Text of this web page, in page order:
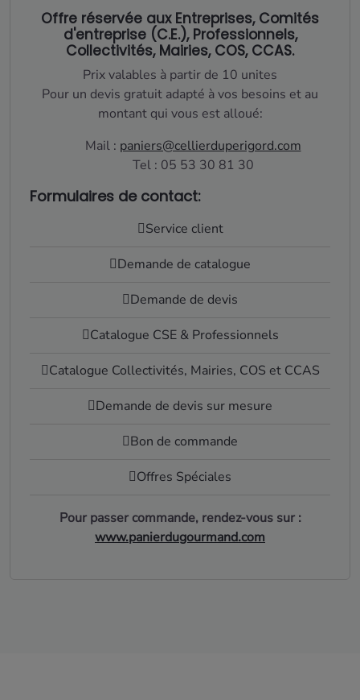
cadeau accessible pour accompagner les fêtes de fin d’année.
Offre réservée aux Entreprises, Comités
d'entreprise (C.E.), Professionnels,
Collectivités, Mairies, COS, CCAS.
Prix valables à partir de 10 unites
Pour un devis gratuit adapté à vos besoins et au
montant qui vous est alloué:
Mail : paniers@cellierduperigord.com
Tel : 05 53 30 81 30
Formulaires de contact:
Service client
Demande de catalogue
Demande de devis
Catalogue CSE & Professionnels
Catalogue Collectivités, Mairies, COS et CCAS
Demande de devis sur mesure
Bon de commande
Offres Spéciales
Pour passer commande, rendez-vous sur :
www.panierdugourmand.com